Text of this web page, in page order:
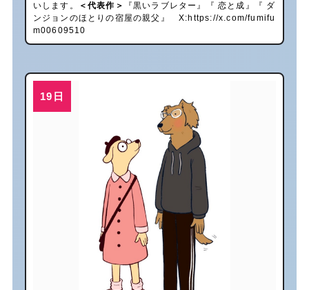
いします。
＜代表作＞
『黒いラブレター』『 恋と成』『 ダ
ンジョンのほとりの宿屋の親父』 X:https://x.com/fumifu
m00609510